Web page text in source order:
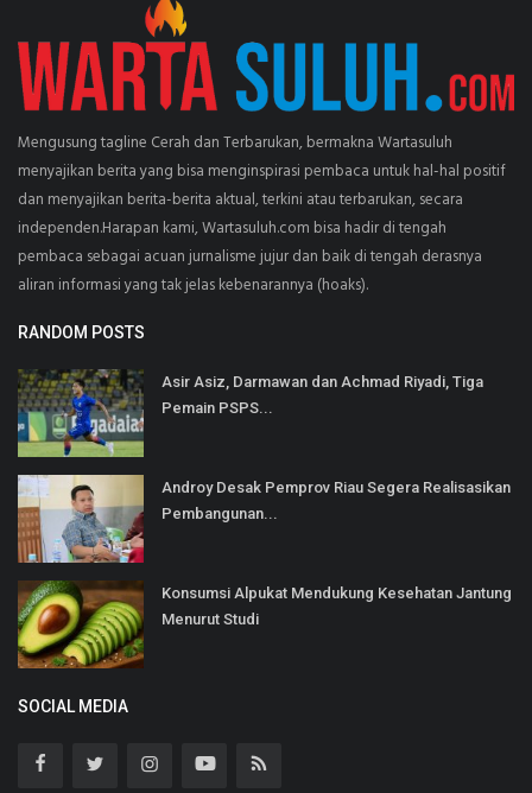
Mengusung tagline Cerah dan Terbarukan, bermakna Wartasuluh
menyajikan berita yang bisa menginspirasi pembaca untuk hal-hal positif
dan menyajikan berita-berita aktual, terkini atau terbarukan, secara
independen.Harapan kami, Wartasuluh.com bisa hadir di tengah
pembaca sebagai acuan jurnalisme jujur dan baik di tengah derasnya
aliran informasi yang tak jelas kebenarannya (hoaks).
RANDOM POSTS
Asir Asiz, Darmawan dan Achmad Riyadi, Tiga
Pemain PSPS...
Androy Desak Pemprov Riau Segera Realisasikan
Pembangunan...
Konsumsi Alpukat Mendukung Kesehatan Jantung
Menurut Studi
SOCIAL MEDIA